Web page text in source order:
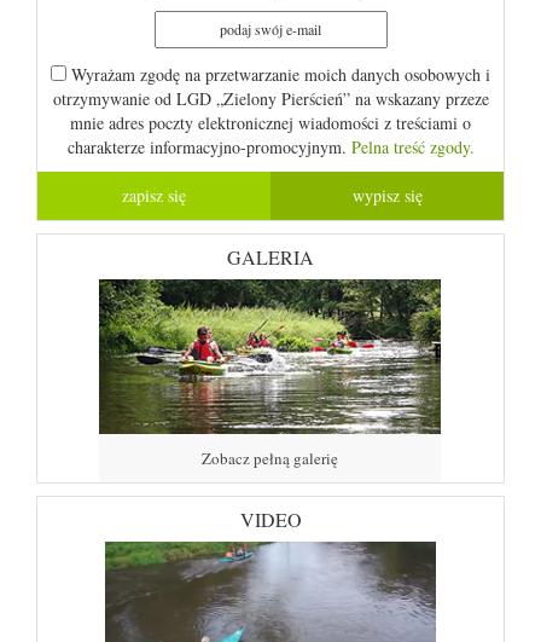
Wyrażam zgodę na przetwarzanie moich danych osobowych i
otrzymywanie od LGD „Zielony Pierścień” na wskazany przeze
mnie adres poczty elektronicznej wiadomości z treściami o
charakterze informacyjno-promocyjnym. Pelna treść zgody.
GALERIA
Zobacz pełną galerię
VIDEO